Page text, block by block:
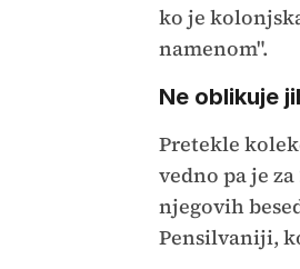
ko je
namenom".
Ne oblikuje
Pretekle
vedno pa je
njegovih
Pensilvaniji,